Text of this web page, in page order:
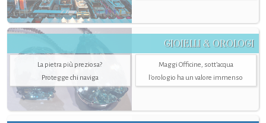
GIOIELLI & OROLOGI
La pietra più preziosa?
Protegge chi naviga
Maggi Officine, sott’acqua
l'orologio ha un valore immenso